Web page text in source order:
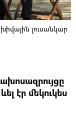
լուսանկար
էր մեկուկես